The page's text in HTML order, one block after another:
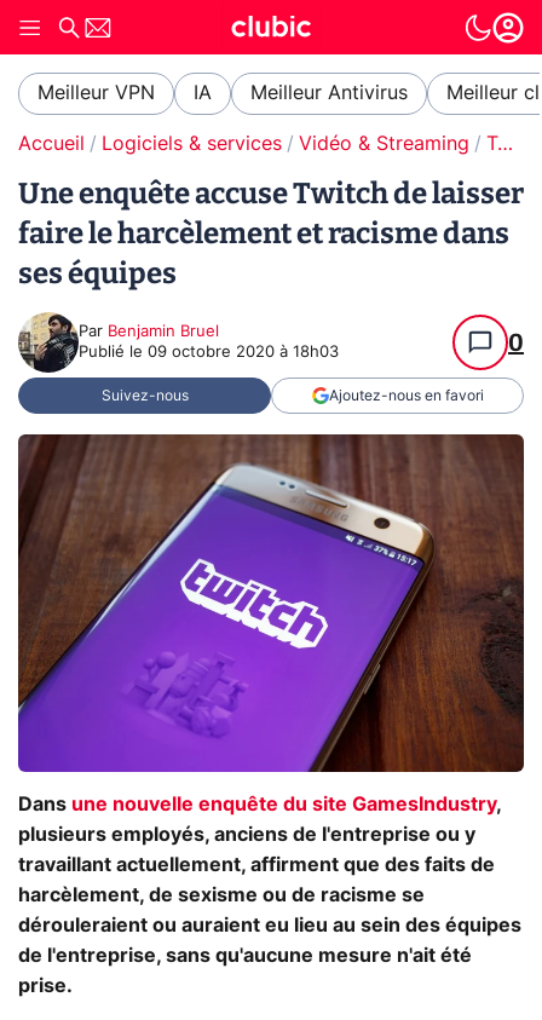
Meilleur VPN IA Meilleur Antivirus Meilleur
Accueil Logiciels & services Vidéo & Streaming Twitch
Une enquête accuse Twitch de laisser
faire le harcèlement et racisme dans
ses équipes
Par Benjamin Bruel
Publié le 09 octobre 2020 à 18h03 0
Suivez-nous Ajoutez-nous en favori
Dans une nouvelle enquête du site GamesIndustry,
plusieurs employés, anciens de l'entreprise ou y
travaillant actuellement, affirment que des faits de
harcèlement, de sexisme ou de racisme se
dérouleraient ou auraient eu lieu au sein des équipes
de l'entreprise, sans qu'aucune mesure n'ait été
prise.